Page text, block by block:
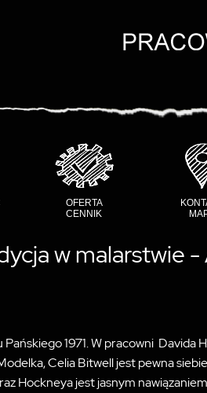
OFERTA
CENNIK
w malarstwie -
Pańskiego 1971. W pracowni
Celia Bitwell jest pewna
Hockneya jest jasnym